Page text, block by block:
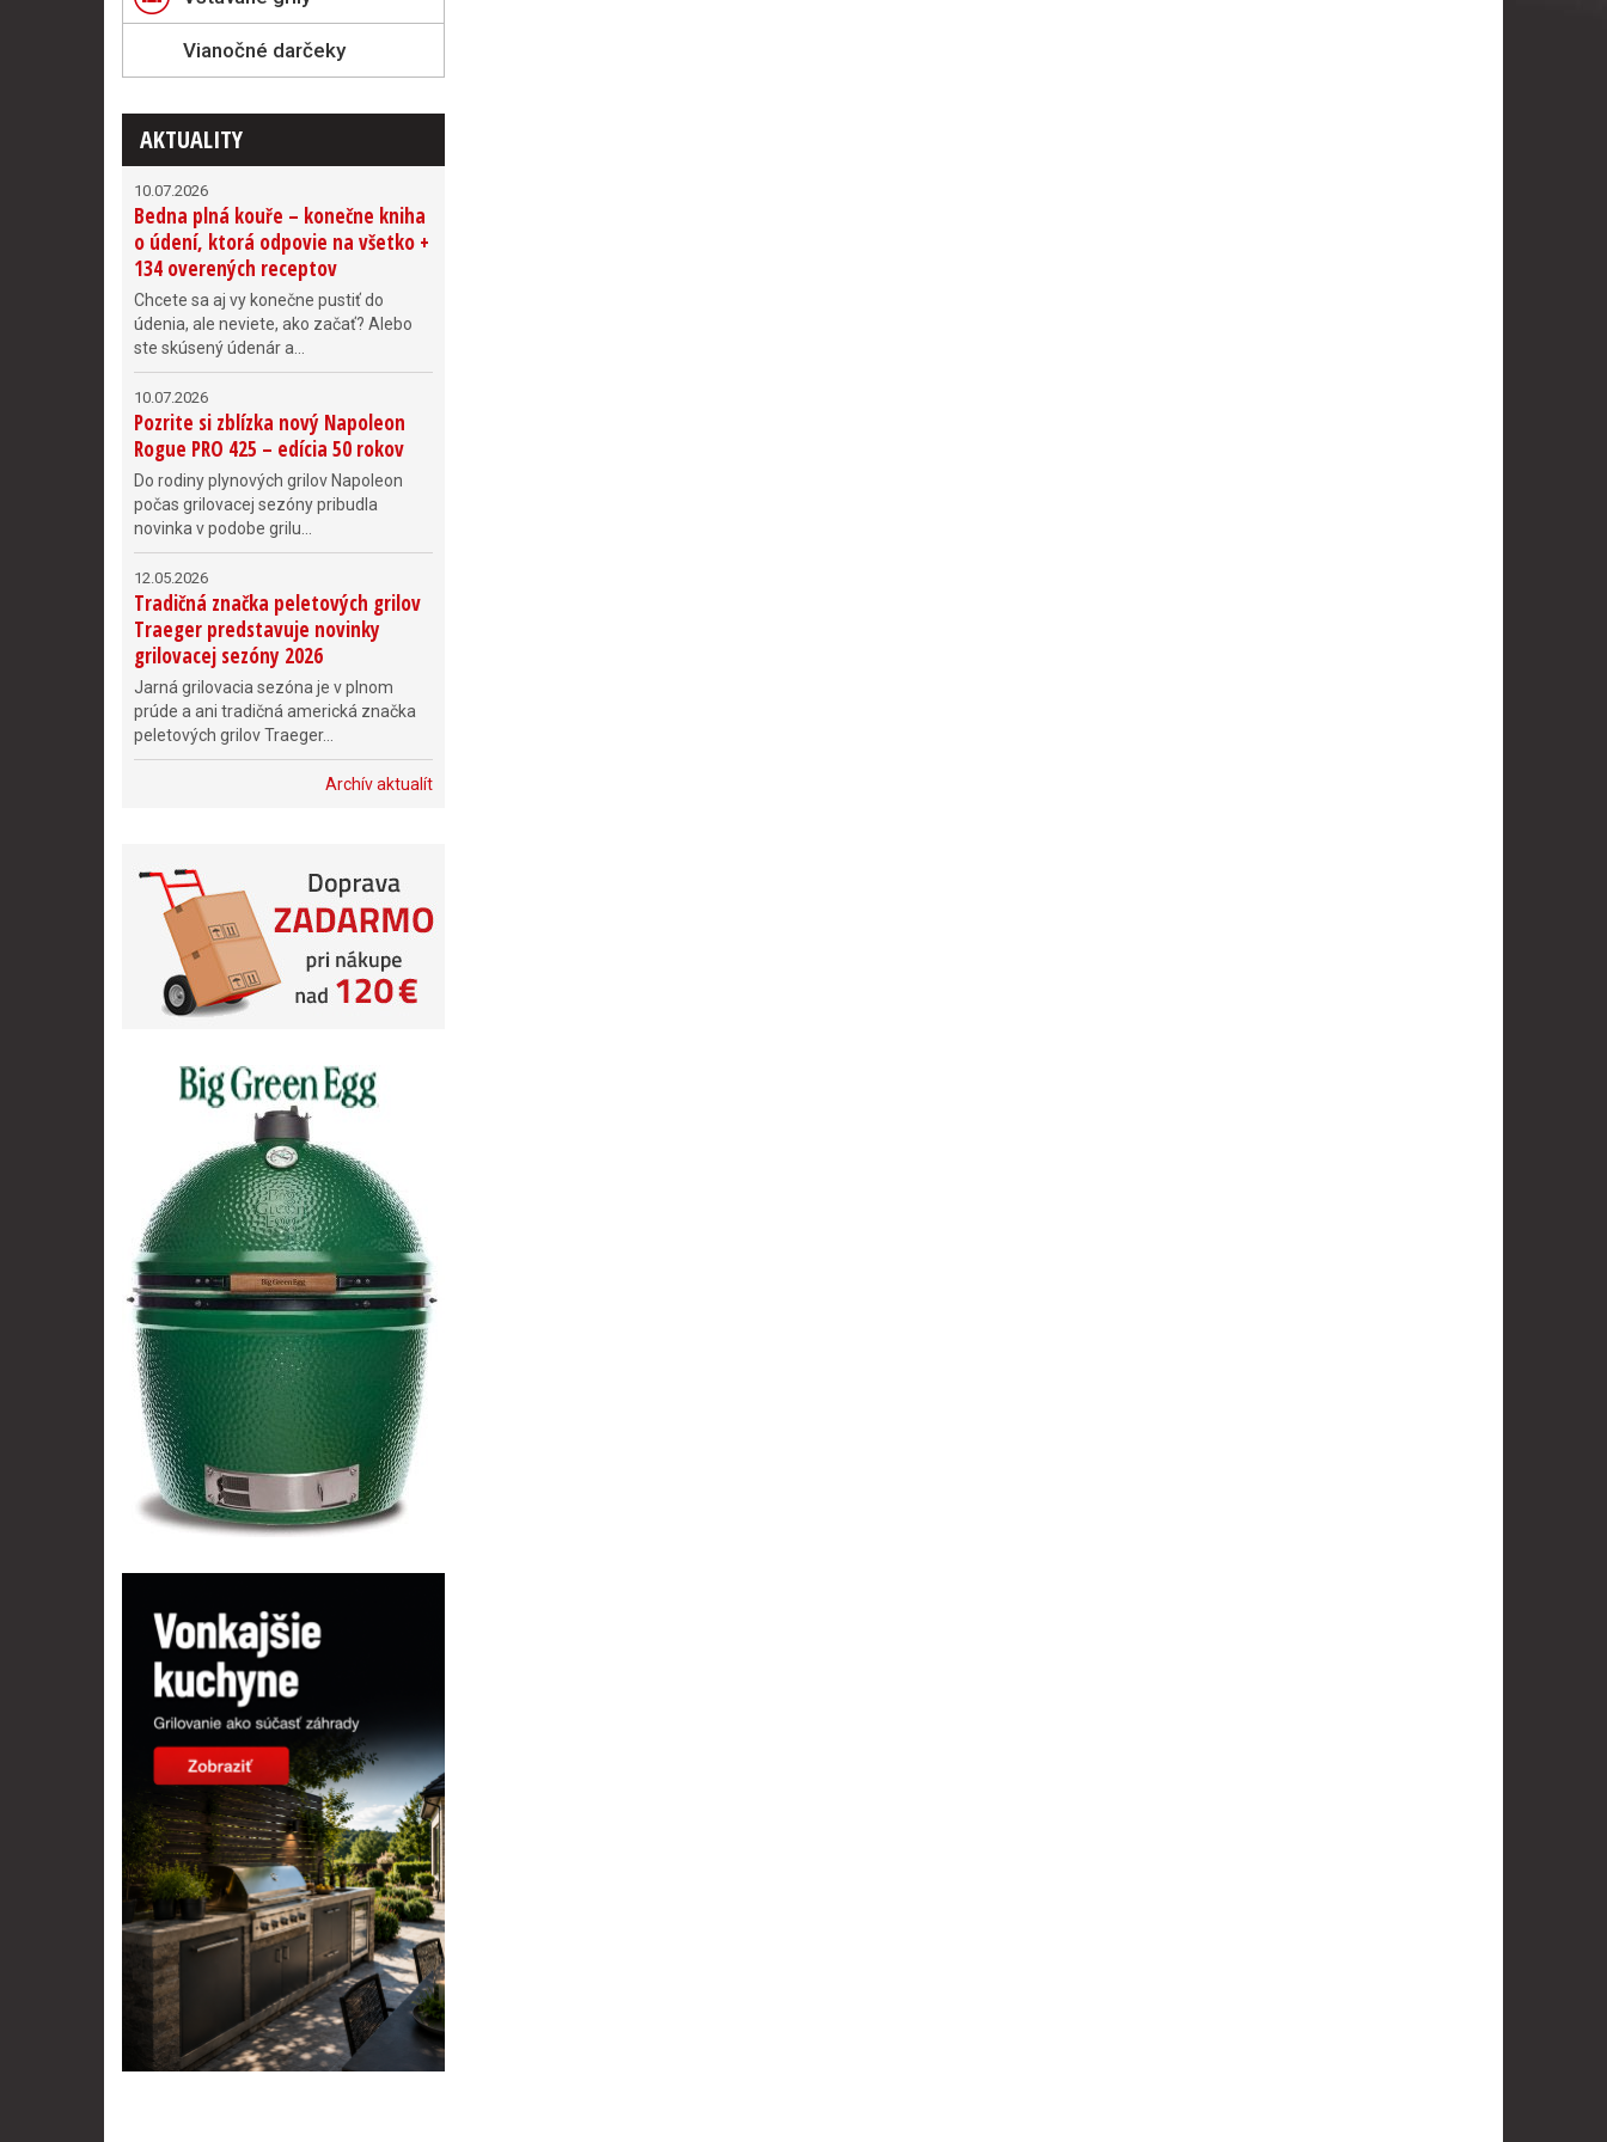
Vianočné darčeky
AKTUALITY
10.07.2026
Bedna plná kouře – konečne kniha
o údení, ktorá odpovie na všetko +
134 overených receptov
Chcete sa aj vy konečne pustiť do
údenia, ale neviete, ako začať? Alebo
ste skúsený údenár a...
10.07.2026
Pozrite si zblízka nový Napoleon
Rogue PRO 425 – edícia 50 rokov
Do rodiny plynových grilov Napoleon
počas grilovacej sezóny pribudla
novinka v podobe grilu...
12.05.2026
Tradičná značka peletových grilov
Traeger predstavuje novinky
grilovacej sezóny 2026
Jarná grilovacia sezóna je v plnom
prúde a ani tradičná americká značka
peletových grilov Traeger...
Archív aktualít